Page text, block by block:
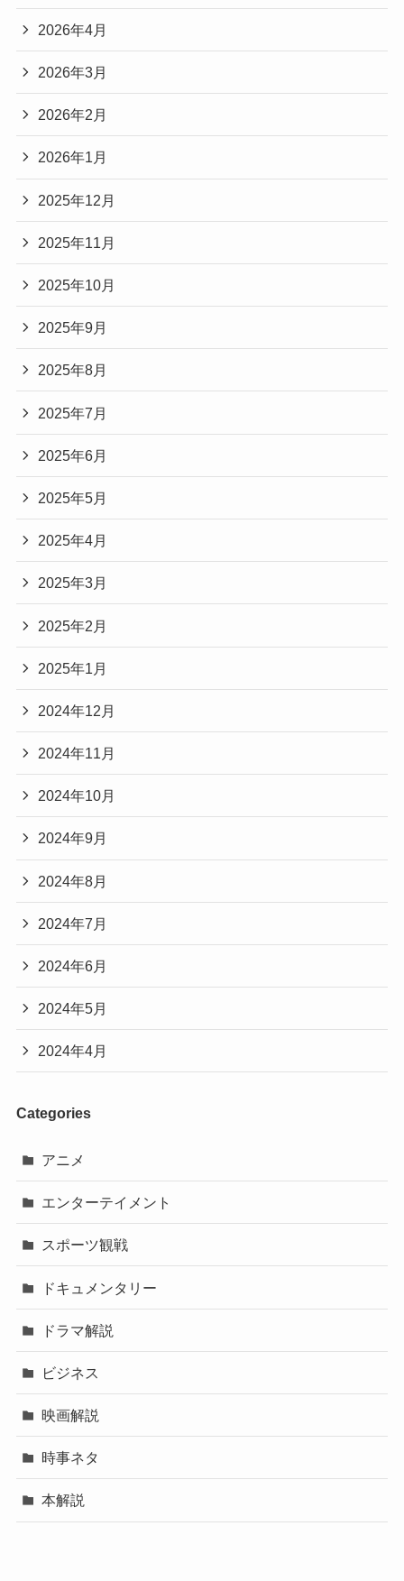
2026年4月
2026年3月
2026年2月
2026年1月
2025年12月
2025年11月
2025年10月
2025年9月
2025年8月
2025年7月
2025年6月
2025年5月
2025年4月
2025年3月
2025年2月
2025年1月
2024年12月
2024年11月
2024年10月
2024年9月
2024年8月
2024年7月
2024年6月
2024年5月
2024年4月
Categories
アニメ
エンターテイメント
スポーツ観戦
ドキュメンタリー
ドラマ解説
ビジネス
映画解説
時事ネタ
本解説